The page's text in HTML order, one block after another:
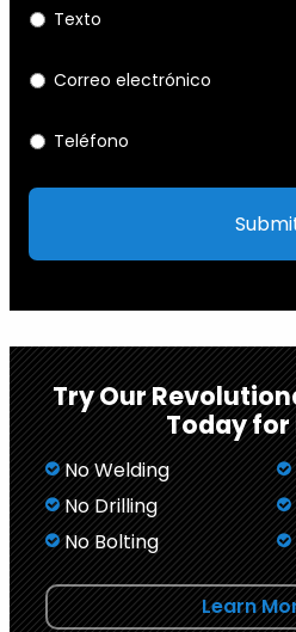
Texto
Correo electrónico
Teléfono
Try Our
Today for
No Welding
No Drilling
No Bolting
Learn